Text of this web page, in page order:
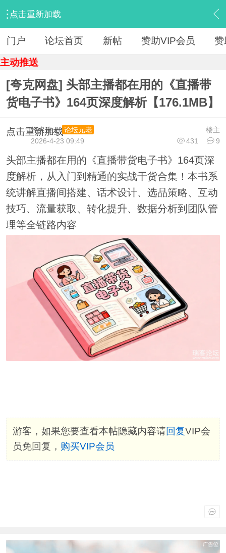
点击重新加载
› 【 资源区 】 › 『电子书』 › 内容
门户 论坛首页 新帖 赞助VIP会员 赞
主动推送
[夸克网盘] 头部主播都在用的《直播带
货电子书》164页深度解析【176.1MB】
点击重新加载 楼主
烽火连天
论坛元老
431
9
2026-4-23 09:49
头部主播都在用的《直播带货电子书》164页深
度解析，从入门到精通的实战干货合集！本书系
统讲解直播间搭建、话术设计、选品策略、互动
技巧、流量获取、转化提升、数据分析到团队管
理等全链路内容
游客，如果您要查看本帖隐藏内容请回复VIP会
员免回复， 购买VIP会员